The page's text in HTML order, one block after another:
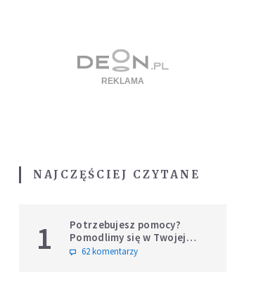
NAJCZĘŚCIEJ CZYTANE
1
Potrzebujesz pomocy?
Pomodlimy się w Twojej
intencji
62 komentarzy